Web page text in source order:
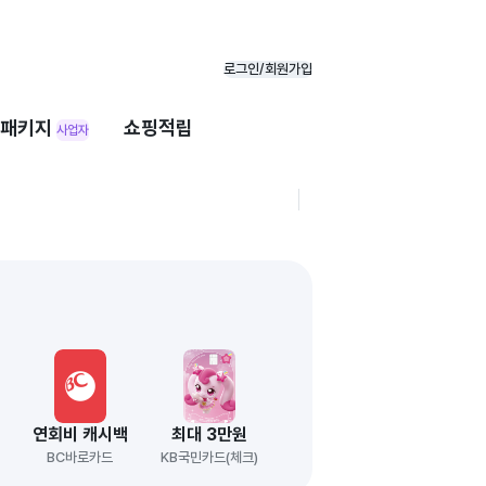
로그인/회원가입
키지 사업자 쇼핑적립
연회비 캐시백
BC바로카드
최대 3만원
KB국민카드(체크)